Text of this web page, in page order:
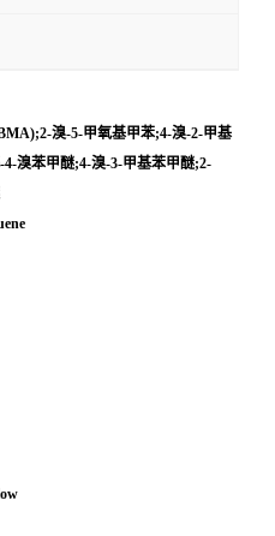
溴-5-甲氧基甲苯;4-溴-2-甲基
溴苯甲醚;4-溴-3-甲基苯甲醚;2-